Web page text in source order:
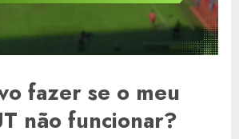
fazer se o meu
não funcionar?